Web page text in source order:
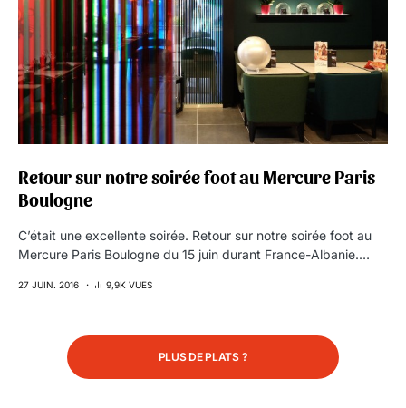
Retour sur notre soirée foot au Mercure Paris
Boulogne
C’était une excellente soirée. Retour sur notre soirée foot au
Mercure Paris Boulogne du 15 juin durant France-Albanie.…
27 JUIN. 2016 9,9K VUES
PLUS DE PLATS ?